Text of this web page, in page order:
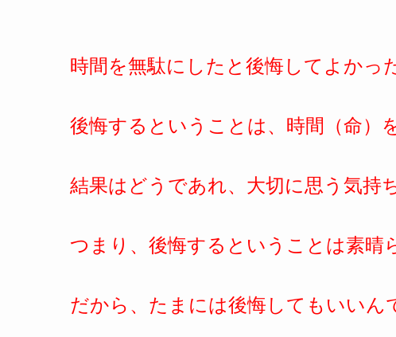
時間を無駄にしたと後悔してよかっ
後悔するということは、時間（命）
結果はどうであれ、大切に思う気持
つまり、後悔するということは素晴
だから、たまには後悔してもいいん